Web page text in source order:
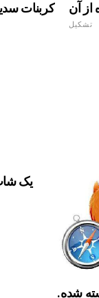
کربنات از آن
تشکیل
یک
شده.